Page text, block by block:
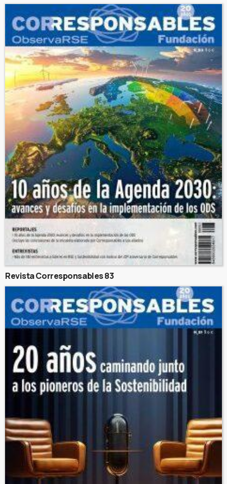
Revista Corresponsables 83